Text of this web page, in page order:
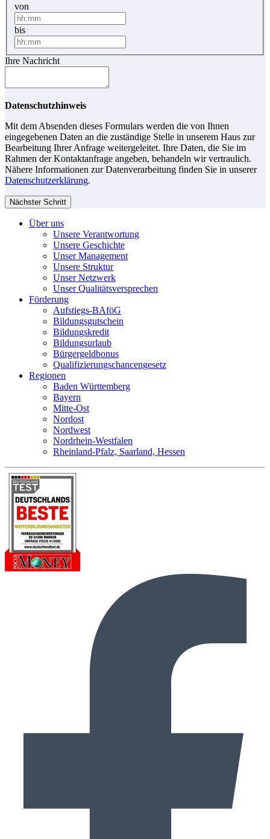
von
bis
Ihre Nachricht
Datenschutzhinweis
Mit dem Absenden dieses Formulars werden die von Ihnen
eingegebenen Daten an die zuständige Stelle in unserem Haus zur
Bearbeitung Ihrer Anfrage weitergeleitet. Ihre Daten, die Sie im
Rahmen der Kontaktanfrage angeben, behandeln wir vertraulich.
Nähere Informationen zur Datenverarbeitung finden Sie in unserer
Datenschutzerklärung.
Nächster Schritt
Über uns
Unsere Verantwortung
Unsere Geschichte
Unser Management
Unsere Struktur
Unser Netzwerk
Unser Qualitätsversprechen
Förderung
Aufstiegs-BAföG
Bildungsgutschein
Bildungskredit
Bildungsurlaub
Bürgergeldbonus
Qualifizierungschancengesetz
Regionen
Baden Württemberg
Bayern
Mitte-Ost
Nordost
Nordwest
Nordrhein-Westfalen
Rheinland-Pfalz, Saarland, Hessen